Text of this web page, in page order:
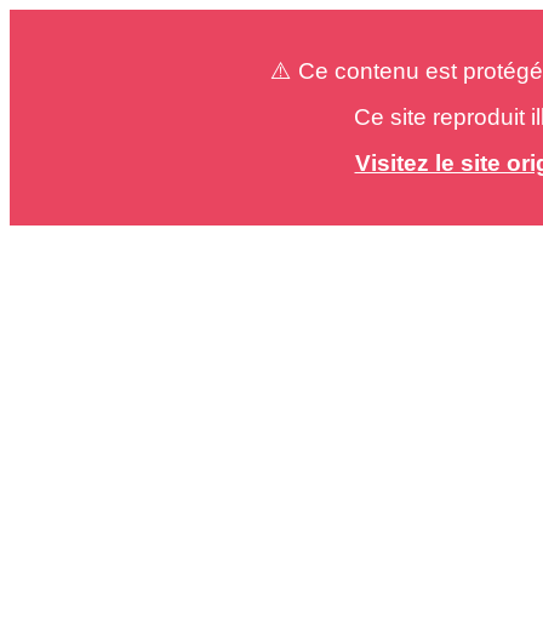
⚠️ Ce contenu est
Ce site reproduit
Visitez le site